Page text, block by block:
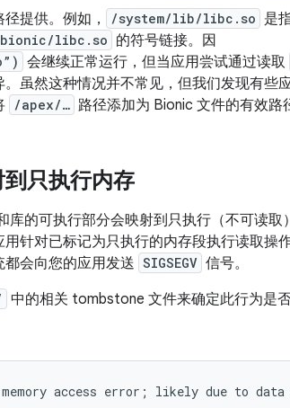
提供。例如，
/system/lib/libc.so 是
bionic/libc.so 的符号链接。因
会继续正常运行，但当应用尝试通过读取
虽然这种情况并不常见，但我们发现有些
/apex/… 路径添加为 Bionic 文件的有效路
只执行内存
库的可执行部分会映射到只执行（不可读取
针对已标记为只执行的内存段执行读取操
会向您的应用发送 SIGSEGV 信号。
中的相关 tombstone 文件来确定此行为是